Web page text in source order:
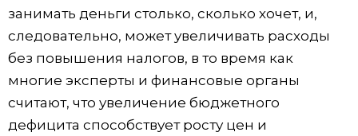
Общество
Культура
Жизнь
Еда и напитки
занимать деньги столько, сколько хочет, и,
следовательно, может увеличивать расходы
без повышения налогов, в то время как
многие эксперты и финансовые органы
считают, что увеличение бюджетного
дефицита способствует росту цен и